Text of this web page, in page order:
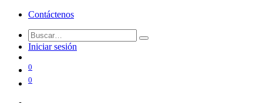
Contáctenos
Iniciar sesión
0
0